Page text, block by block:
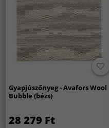
Gyapjúszőnyeg - Avafors Wool
Bubble (bézs)
28 279 Ft